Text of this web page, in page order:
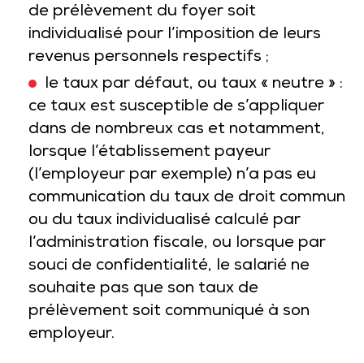
de prélèvement du foyer soit
individualisé pour l’imposition de leurs
revenus personnels respectifs ;
le taux par défaut, ou taux « neutre » :
ce taux est susceptible de s’appliquer
dans de nombreux cas et notamment,
lorsque l’établissement payeur
(l’employeur par exemple) n’a pas eu
communication du taux de droit commun
ou du taux individualisé calculé par
l’administration fiscale, ou lorsque par
souci de confidentialité, le salarié ne
souhaite pas que son taux de
prélèvement soit communiqué à son
employeur.